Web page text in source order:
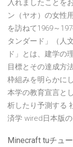
入れましたことを
ン（ヤオ）の女性
を訪ねて1969～
タンダード」（人
ド」とは、建学の
目標とその達成方
枠組みを明らかに
本学の教育宣言と
析したり予測する
済学 wired日本版
Minecraft tuチュ